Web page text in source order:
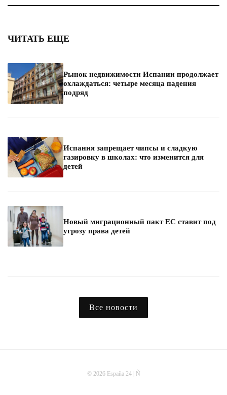
ЧИТАТЬ ЕЩЕ
Рынок недвижимости Испании продолжает
охлаждаться: четыре месяца падения
подряд
Испания запрещает чипсы и сладкую
газировку в школах: что изменится для
детей
Новый миграционный пакт ЕС ставит под
угрозу права детей
Все новости
© 2026 España 24 | Ñ